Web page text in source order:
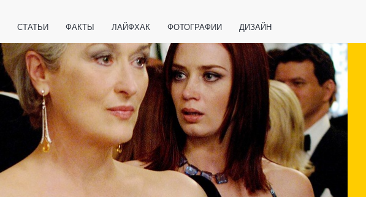
СТАТЬИ ФАКТЫ ЛАЙФХАК ФОТОГРАФИИ ДИЗАЙН
ЗАКОНОДАТЕЛЬСТВО ВАЖНО ЗНАТЬ СПОРТ СМАРТФОНЫ ПОЛЕЗНОЕ